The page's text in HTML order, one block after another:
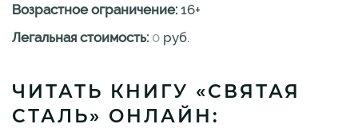
Возрастное ограничение: 16+
Легальная стоимость: 0 руб.
ЧИТАТЬ КНИГУ «СВЯТАЯ
СТАЛЬ» ОНЛАЙН: